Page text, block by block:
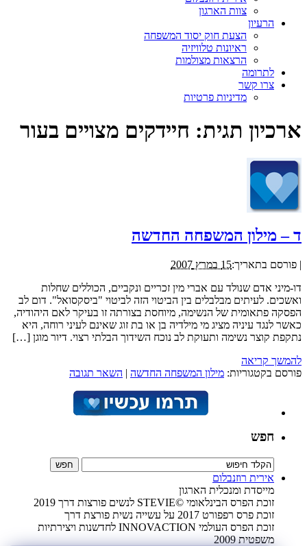
צוות הארגון
הרעיון
הצעת חוק יסוד המשפחה
ראיונות טלוויזיה
הרצאות מצולמות
לתרומה
צרו קשר
מדיניות פרטיות
ארכיון תגית: חיידקים מצויים בעור
ד – מילון המשפחה החדשה
| פורסם בתאריך:15 במרץ 2007
דו-מיני אדם שנולד עם אברי מין זכריים ונקביים, הכוללים שחלות
ואשכים. לעיתים מבלבלים בין הביטוי הזה לביטוי "ביסקסואל". דום לב
הפסקה פתאומית של הנשימה, מיוחסת בצורתה זו בעיקר לאם היהודיה,
כאשר לנגד עיניה מציג מי מילדיה בן או בת זוג שאינם לעיני רוחה, היא
נתקפת קוצר נשימה ותעוקת לב נוכח השידוך הבלתי רצוי. דיור מוגן […]
להמשך קריאה
פורסם בקטגוריות: מילון המשפחה החדשה | השאר תגובה
חפש
אירית רוזנבלום
מייסדת ומנכלית הארגון
זוכת הפרס הבינלאומי ©STEVIE לנשים פורצות דרך 2019
זוכת פרס רפפורט 2017 על עשייה נשית פורצת דרך
זוכת הפרס העולמי INNOVACTION לחדשנות ויצירתיות
משפטית 2009